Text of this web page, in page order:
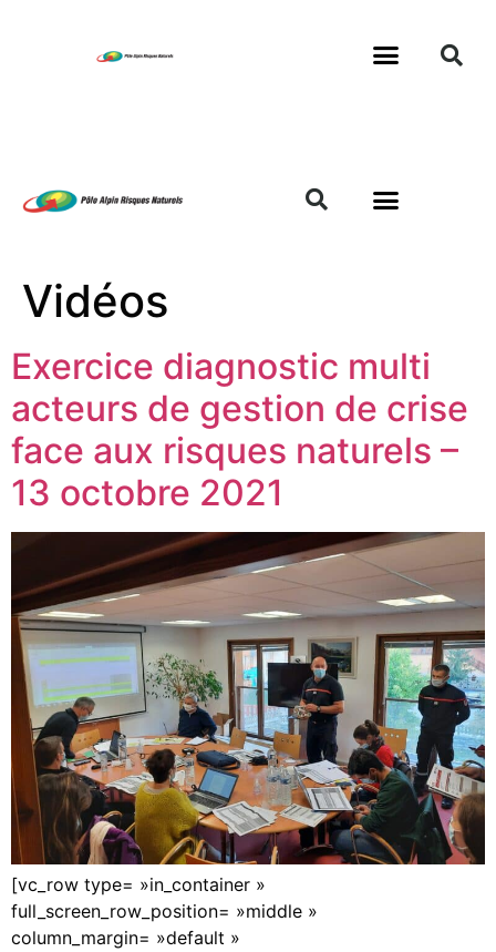
Vidéos
Exercice diagnostic multi
acteurs de gestion de crise
face aux risques naturels –
13 octobre 2021
[vc_row type= »in_container »
full_screen_row_position= »middle »
column_margin= »default »